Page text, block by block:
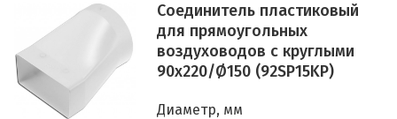
Соединитель пластиковый
для прямоугольных
воздуховодов с круглыми
90х220/Ø150 (92SP15KP)
Диаметр, мм